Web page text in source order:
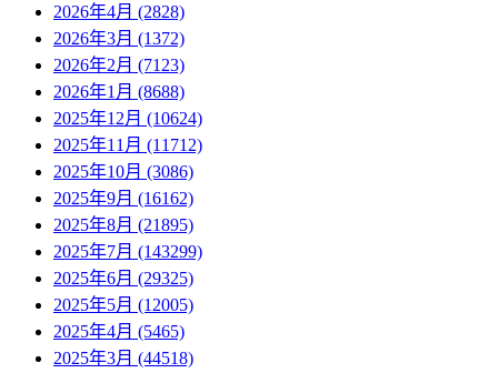
2026年4月 (2828)
2026年3月 (1372)
2026年2月 (7123)
2026年1月 (8688)
2025年12月 (10624)
2025年11月 (11712)
2025年10月 (3086)
2025年9月 (16162)
2025年8月 (21895)
2025年7月 (143299)
2025年6月 (29325)
2025年5月 (12005)
2025年4月 (5465)
2025年3月 (44518)